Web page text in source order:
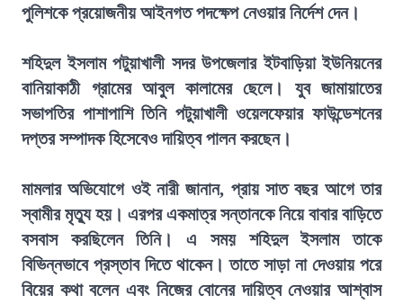
পুলিশকে প্রয়োজনীয় আইনগত পদক্ষেপ নেওয়ার নির্দেশ দেন।
শহিদুল ইসলাম পটুয়াখালী সদর উপজেলার ইটবাড়িয়া ইউনিয়নের
বানিয়াকাঠী গ্রামের আবুল কালামের ছেলে। যুব জামায়াতের
সভাপতির পাশাপাশি তিনি পটুয়াখালী ওয়েলফেয়ার ফাউন্ডেশনের
দপ্তর সম্পাদক হিসেবেও দায়িত্ব পালন করছেন।
মামলার অভিযোগে ওই নারী জানান, প্রায় সাত বছর আগে তার
স্বামীর মৃত্যু হয়। এরপর একমাত্র সন্তানকে নিয়ে বাবার বাড়িতে
বসবাস করছিলেন তিনি। এ সময় শহিদুল ইসলাম তাকে
বিভিন্নভাবে প্রস্তাব দিতে থাকেন। তাতে সাড়া না দেওয়ায় পরে
বিয়ের কথা বলেন এবং নিজের বোনের দায়িত্ব নেওয়ার আশ্বাস